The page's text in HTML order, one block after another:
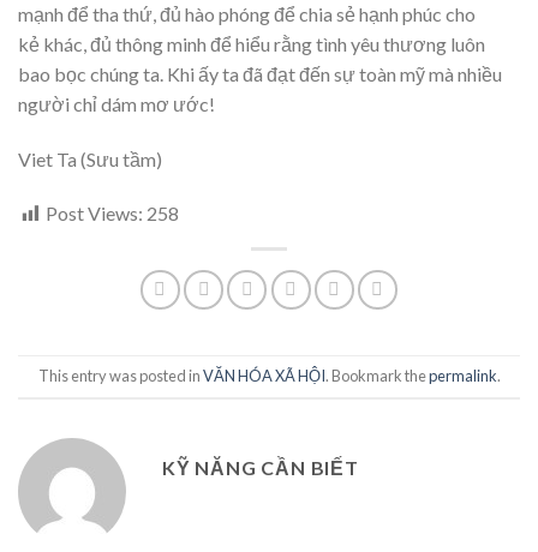
mạnh để tha thứ, đủ hào phóng để chia sẻ hạnh phúc cho
kẻ khác, đủ thông minh để hiểu rằng tình yêu thương luôn
bao bọc chúng ta. Khi ấy ta đã đạt đến sự toàn mỹ mà nhiều
người chỉ dám mơ ước!
Viet Ta (Sưu tầm)
Post Views: 258
This entry was posted inVĂN HÓA XÃ HỘI. Bookmark thepermalink.
KỸ NĂNG CẦN BIẾT